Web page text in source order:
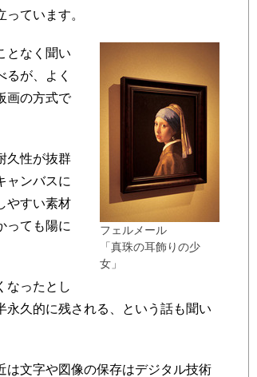
ています。
フェルメール
「真珠の耳飾りの少
女」
となく聞い
が、よく
画の方式で
久性が抜群
ャンバスに
やすい素材
っても陽に
なったとし
久的に残される、という話も聞い
文字や図像の保存はデジタル技術